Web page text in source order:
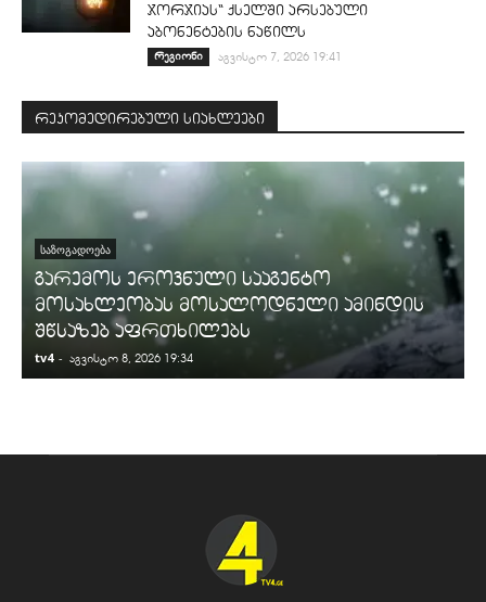
ჯორჯიას“ ქსელში არსებული
აბონენტების ნაწილს
რეგიონი აგვისტო 7, 2026 19:41
რეკომედირებული სიახლეები
ᲡᲐᲖᲝᲒᲐᲓᲝᲔᲑᲐ
გარემოს ეროვნული სააგენტო
მოსახლეობას მოსალოდნელი ამინდის
შწსაზებ აფრთხილებს
tv4 - აგვისტო 8, 2026 19:34